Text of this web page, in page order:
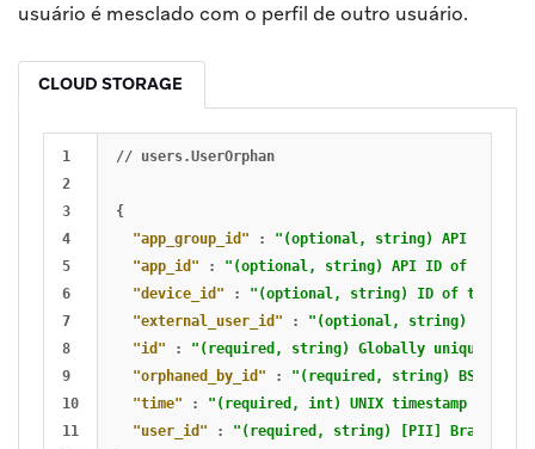
usuário é mesclado com o perfil de outro usuário.
CLOUD STORAGE
1
2
3
4
5
6
7
8
9
10
11
// users.UserOrphan
{
"app_group_id"
:
"(optional, string) API ID of
"app_id"
:
"(optional, string) API ID of the app
"device_id"
:
"(optional, string) ID of the
"external_user_id"
:
"(optional, string) [PII]
"id"
:
"(required, string) Globally unique ID
"orphaned_by_id"
:
"(required, string) BSON ID
"time"
:
"(required, int) UNIX timestamp at
"user_id"
:
"(required, string) [PII] Braze user